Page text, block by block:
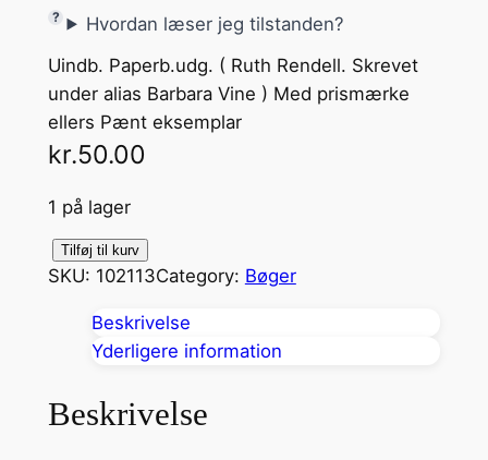
Hvordan læser jeg tilstanden?
Uindb. Paperb.udg. ( Ruth Rendell. Skrevet
under alias Barbara Vine ) Med prismærke
ellers Pænt eksemplar
kr.50.00
1 på lager
u
e
Tilføj til kurv
SKU: 102113Category: Bøger
Beskrivelse
Yderligere information
Beskrivelse